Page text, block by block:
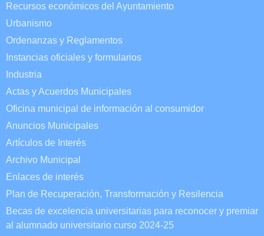
Recursos económicos del Ayuntamiento
Urbanismo
Ordenanzas y Reglamentos
Instancias oficiales y formularios
Industria
Actas y Acuerdos Municipales
Oficina municipal de información al consumidor
Anuncios Municipales
Artículos de Interés
Archivo Municipal
Enlaces de interés
Plan de Recuperación, Transformación y Resilencia
Becas de excelencia universitarias para reconocer y premiar
al alumnado universitario curso 2024-25